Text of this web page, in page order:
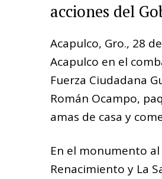
acciones del
Acapulco, Gro., 28
Acapulco en el
Fuerza Ciudadana
Román Ocampo,
amas de casa y
En el monumento
Renacimiento y La